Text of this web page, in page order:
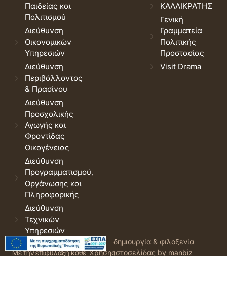
Παιδείας και
Πολιτισμού
Διεύθυνση
Οικονομικών
Υπηρεσιών
Διεύθυνση
Περιβάλλοντος
& Πρασίνου
Διεύθυνση
Προσχολικής
Αγωγής και
Φροντίδας
Οικογένειας
Διεύθυνση
Προγραμματισμού,
Οργάνωσης και
Πληροφορικής
Διεύθυνση
Τεχνικών
Υπηρεσιών
ΚΑΛΛΙΚΡΑΤΗΣ
Γενική
Γραμματεία
Πολιτικής
Προστασίας
Visit Drama
© 2026 Δήμος Δράμας.
Με την επιφύλαξη κάθε
Όροι
Χρήσης
δημιουργία & φιλοξενία
ιστοσελίδας by manbiz